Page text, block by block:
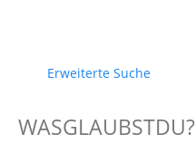
Erweiterte Suche
WASGLAUBSTDU?